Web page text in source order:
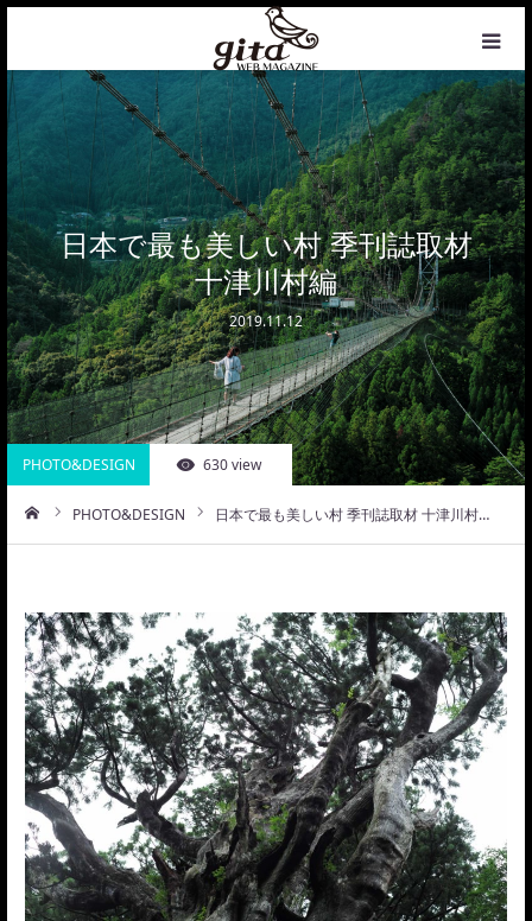
日本で最も美しい村 季刊誌取材
十津川村編
2019.11.12
PHOTO&DESIGN 630 view
PHOTO&DESIGN 日本で最も美しい村 季刊誌取材 十津川村…
HOME
WEB MAGAZINE
COFFEE
PHOTO&DESIGN
PROFILE
CONTACT